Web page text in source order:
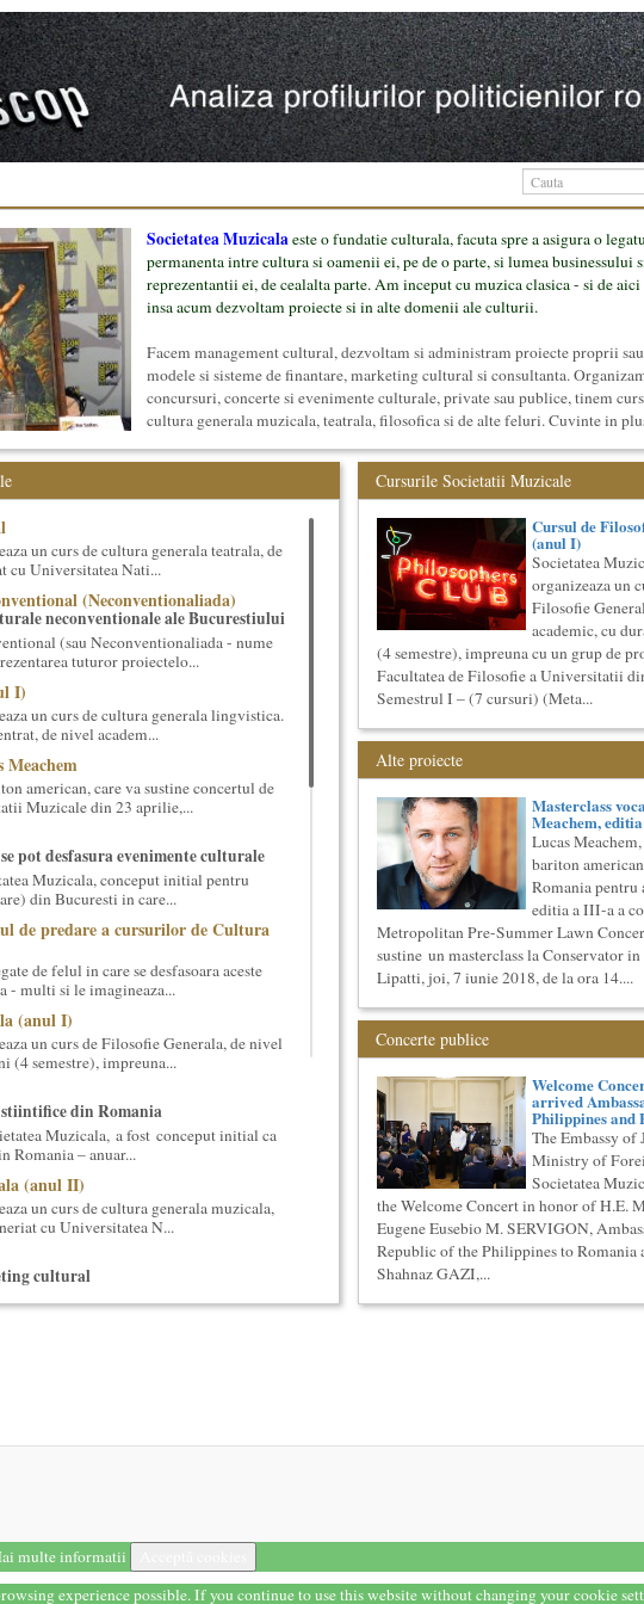
Societatea Muzicalaeste o fundatie culturala, facuta spre a asigura o
permanenta intre cultura si oamenii ei, pe de o parte, si lumea businessului
reprezentantii ei, de cealalta parte. Am inceput cu muzica clasica - si de
insa acum dezvoltam proiecte si in alte domenii ale culturii.
Facem management cultural, dezvoltam si administram proiecte proprii
modele si sisteme de finantare, marketing cultural si consultanta.
concursuri, concerte si evenimente culturale, private sau publice, tinem
cultura generala muzicala, teatrala, filosofica si de alte feluri. Cuvinte in
mai jos.
un curs de cultura generala teatrala, de
cu Universitatea Nati...
(Neconventionaliada)
neconventionale ale Bucurestiului
(sau Neconventionaliada - nume
tuturor proiectelo...
I)
un curs de cultura generala lingvistica.
de nivel academ...
Meachem
american, care va sustine concertul de
Muzicale din 23 aprilie,...
pot desfasura evenimente culturale
Muzicala, conceput initial pentru
din Bucuresti in care...
de predare a cursurilor de Cultura
de felul in care se desfasoara aceste
- multi si le imagineaza...
(anul I)
un curs de Filosofie Generala, de nivel
(4 semestre), impreuna...
din Romania
Muzicala, a fost conceput initial ca
Romania – anuar...
(anul II)
un curs de cultura generala muzicala,
cu Universitatea N...
cultural
(platforma Internet) Obiectivul
un curs de Filosofie Generala, de nivel
The Metropolita...
Marile capodopere si marii
Cursurile Societatii Muzicale
Cursul de
(anul I)
Societatea
organizeaza un
Filosofie
academic, cu
(4 semestre), impreuna cu un grup de
Facultatea de Filosofie a Universitatii
Semestrul I – (7 cursuri) (Meta...
Alte proiecte
Masterclass
Meachem,
Lucas
bariton
Romania pentru
editia a III-a a
Metropolitan Pre-Summer Lawn
sustine un masterclass la Conservator
Lipatti, joi, 7 iunie 2018, de la ora 14....
Concerte publice
Welcome
arrived
Philippines and
The Embassy of
Ministry of
Societatea
the Welcome Concert in honor of H.E.
Eugene Eusebio M. SERVIGON,
Republic of the Philippines to Romania
Shahnaz GAZI,...
multe informatii
experience possible. If you continue to use this website without changing your cookie